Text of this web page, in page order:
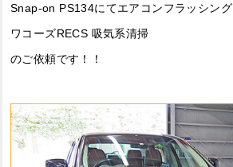
Snap-on PS134にてエアコンフラッシング
ワコーズRECS 吸気系清掃
のご依頼です！！